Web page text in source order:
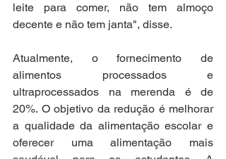
leite para comer, não tem almoço
decente e não tem janta", disse.
Atualmente, o fornecimento de
alimentos processados e
ultraprocessados na merenda é de
20%. O objetivo da redução é melhorar
a qualidade da alimentação escolar e
oferecer uma alimentação mais